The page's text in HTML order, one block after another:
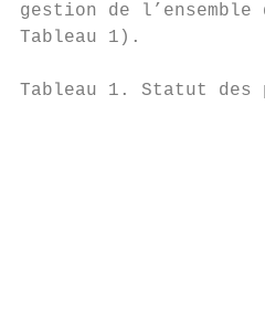
gestion de
Tableau 1).
Tableau 1. Statut des